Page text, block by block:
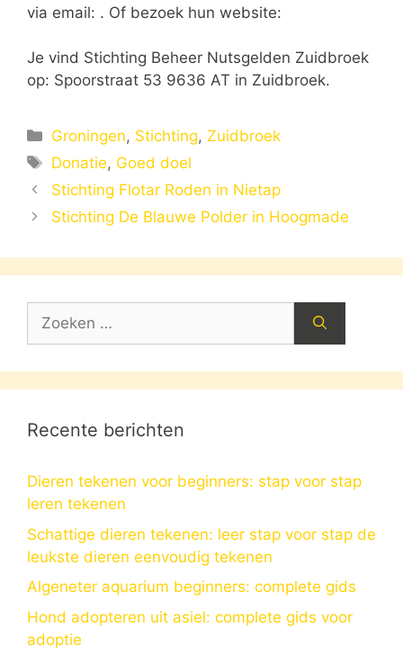
via email: . Of bezoek hun website:
Je vind Stichting Beheer Nutsgelden Zuidbroek
op: Spoorstraat 53 9636 AT in Zuidbroek.
Categorieën
Groningen, Stichting, Zuidbroek
Tags
Donatie, Goed doel
Stichting Flotar Roden in Nietap
Stichting De Blauwe Polder in Hoogmade
Zoek
Recente berichten
Dieren tekenen voor beginners: stap voor stap
leren tekenen
Schattige dieren tekenen: leer stap voor stap de
leukste dieren eenvoudig tekenen
Algeneter aquarium beginners: complete gids
Hond adopteren uit asiel: complete gids voor
adoptie